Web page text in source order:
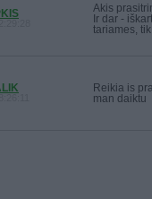
Akis
Ir dar -
tariames,
Reikia is
man daiktu